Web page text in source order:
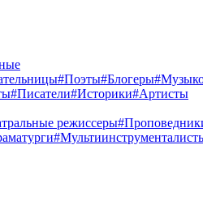
#Поэты#Блогеры
#Писатели#Историки#Артисты
режиссеры